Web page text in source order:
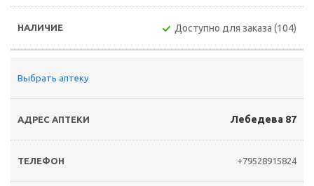
Доступно для заказа (104)
Выбрать аптеку
Лебедева 87
+79528915824